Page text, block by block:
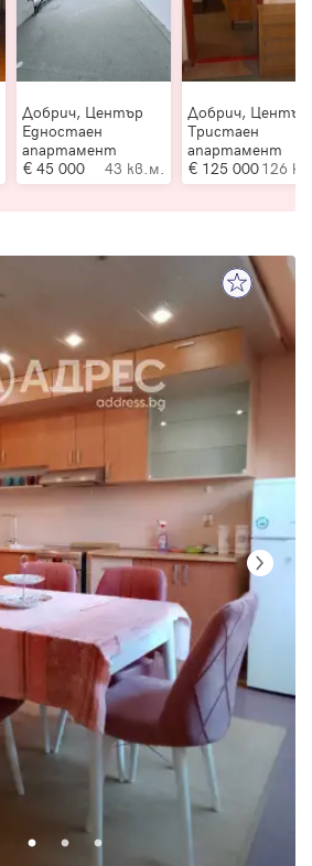
Добрич, Център
Едностаен
апартамент
45 000
43 кв.м.
Добрич, Център
Тристаен
апартамент
125 000126